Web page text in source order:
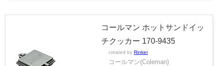
コールマン ホットサンドイッ
チクッカー 170-9435
created by Rinker
コールマン(Coleman)